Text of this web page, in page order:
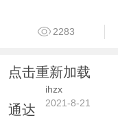
2283
点击重新加载
ihzx
2021-8-21
通达